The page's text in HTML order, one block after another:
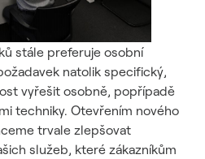
stále preferuje osobní
natolik specifický,
vyřešit osobně, popřípadě
techniky. Otevřením nového
trvale zlepšovat
služeb, které zákazníkům